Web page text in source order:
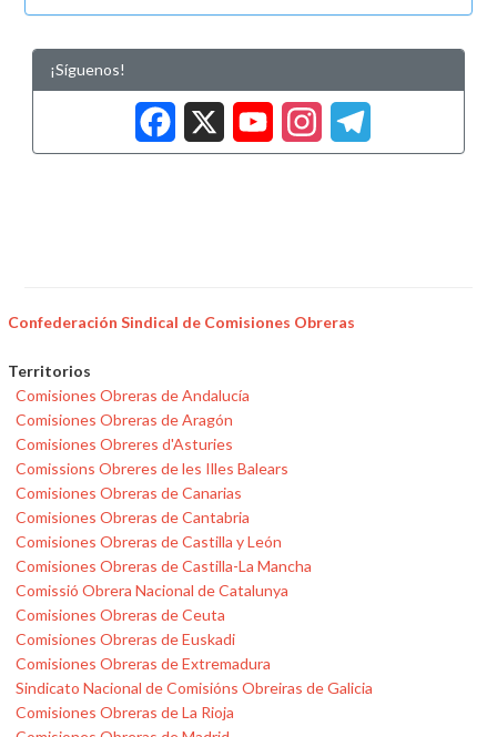
¡Síguenos!
Facebook
X
Confederación Sindical de Comisiones Obreras
Territorios
Comisiones Obreras de Andalucía
Comisiones Obreras de Aragón
Comisiones Obreres d'Asturies
Comissions Obreres de les Illes Balears
Comisiones Obreras de Canarias
Comisiones Obreras de Cantabria
Comisiones Obreras de Castilla y León
Comisiones Obreras de Castilla-La Mancha
Comissió Obrera Nacional de Catalunya
Comisiones Obreras de Ceuta
Comisiones Obreras de Euskadi
Comisiones Obreras de Extremadura
Sindicato Nacional de Comisións Obreiras de Galicia
Comisiones Obreras de La Rioja